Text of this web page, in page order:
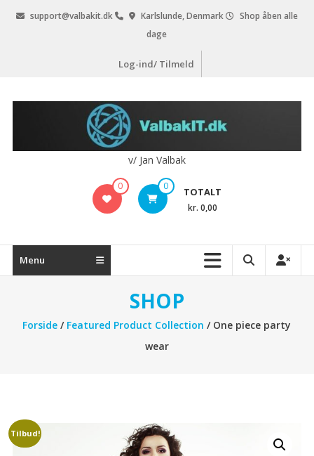
support@valbakit.dk Karlslunde, Denmark
Shop åben alle
dage
Log-ind/ Tilmeld
v/ Jan Valbak
0 0 TOTALT
kr. 0,00
Menu
SHOP
Forside / Featured Product Collection / One piece party
wear
Tilbud!